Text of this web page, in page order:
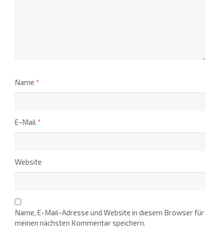
Name *
E-Mail *
Website
Name, E-Mail-Adresse und Website in diesem Browser für
meinen nächsten Kommentar speichern.